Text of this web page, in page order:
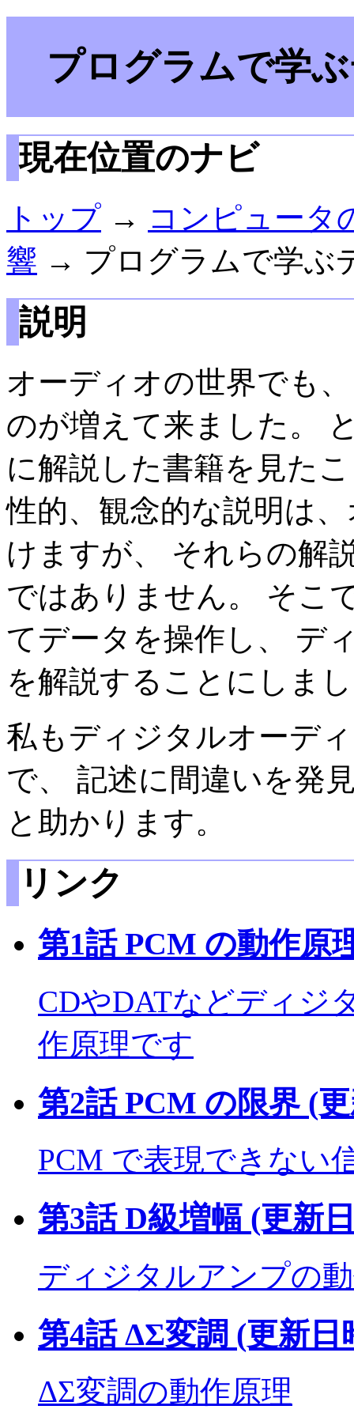
プログラムで学
現在位置のナビ
トップ → コンピュータ
響 → プログラムで学ぶ
説明
オーディオの世界でも
のが増えて来ました。
に解説した書籍を見た
性的、観念的な説明は
けますが、 それらの解
ではありません。 そこ
てデータを操作し、 デ
を解説することにしま
私もディジタルオーデ
で、 記述に間違いを発
と助かります。
リンク
第1話 PCM の動作原
CDやDATなどディジ
作原理です
第2話 PCM の限界 (
PCM で表現できない
第3話 D級増幅 (更新
ディジタルアンプの
第4話 ΔΣ変調 (更新日
ΔΣ変調の動作原理